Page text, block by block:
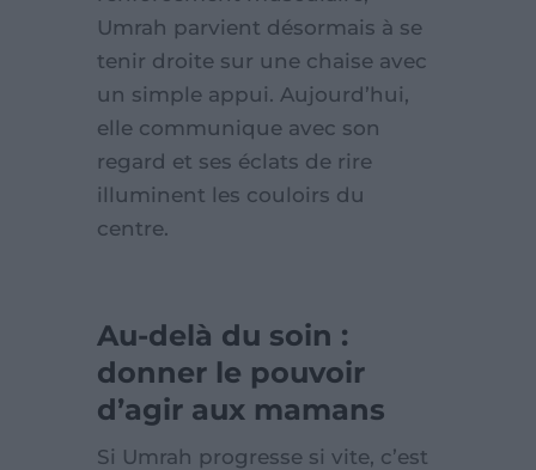
Umrah parvient désormais à se
tenir droite sur une chaise avec
un simple appui. Aujourd’hui,
elle communique avec son
regard et ses éclats de rire
illuminent les couloirs du
centre.
Au-delà du soin :
donner le pouvoir
d’agir aux mamans
Si Umrah progresse si vite, c’est